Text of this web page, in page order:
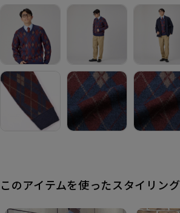
このアイテムを使ったスタイリング